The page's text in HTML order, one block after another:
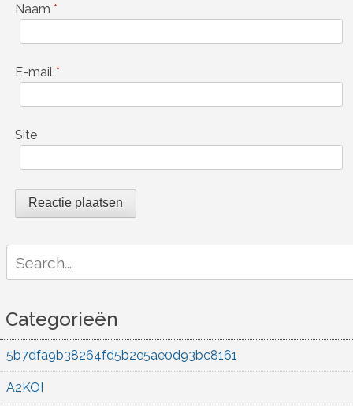
Naam *
E-mail *
Site
for:
Categorieën
5b7dfa9b38264fd5b2e5ae0d93bc8161
A2KOI